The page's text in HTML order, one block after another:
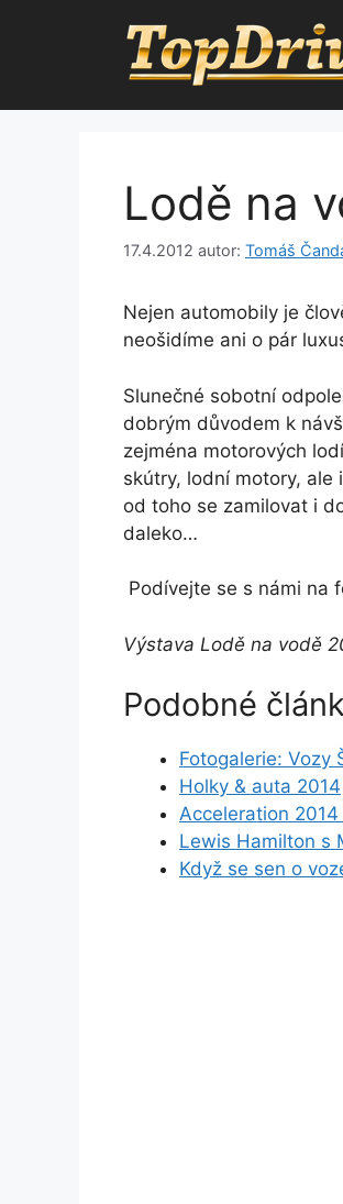
Lodě na
17.4.2012 autor: Tomáš
Nejen automobily je
neošidíme ani o pár
Slunečné sobotní
dobrým důvodem k
zejména motorových
skútry, lodní motory, ale
od toho se zamilovat i
daleko…
Podívejte se s námi na
Výstava Lodě na vodě
Podobné
Fotogalerie: Vozy
Holky & auta 2014
Acceleration
Lewis Hamilton s
Když se sen o